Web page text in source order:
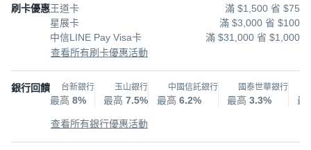
刷卡優惠王道卡
滿 $1,500 省 $75
星展卡
滿 $3,000 省 $100
中信LINE Pay Visa卡
滿 $31,000 省 $1,000
查看所有刷卡優惠活動
銀行回饋 台新銀行
最高 8%
玉山銀行
最高 7.5%
中國信託銀行
最高 6.2%
國泰世華銀行
最高 3.3% 最
查看所有銀行優惠活動